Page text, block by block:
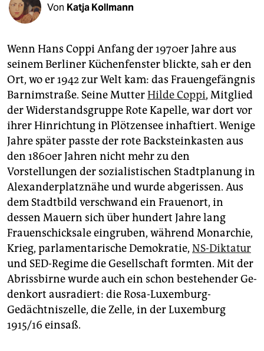
abo
epaper login
Von Katja Kollmann
Wenn Hans Coppi Anfang der 1970er Jahre aus
seinem Berliner Küchenfenster blickte, sah er den
Ort, wo er 1942 zur Welt kam: das Frauengefängnis
Barnimstraße. Seine MutterHilde Coppi, Mitglied
der Widerstandsgruppe Rote Kapelle, war dort vor
ihrer Hinrichtung in Plötzensee inhaftiert. Wenige
Jahre später passte der rote Backsteinkasten aus
den 1860er Jahren nicht mehr zu den
Vorstellungen der sozialistischen Stadtplanung in
Alexanderplatznähe und wurde abgerissen. Aus
dem Stadtbild verschwand ein Frauenort, in
dessen Mauern sich über hundert Jahre lang
Frauenschicksale eingruben, während Monarchie,
Krieg, parlamentarische Demokratie, NS-Diktatur
und SED-Regime die Gesellschaft formten. Mit der
Abrissbirne wurde auch ein schon bestehender Ge­
denk­ort ausradiert: die Rosa-Luxem­burg-
Gedächtniszelle, die Zelle, in der Luxemburg
1915/16 ­einsaß.